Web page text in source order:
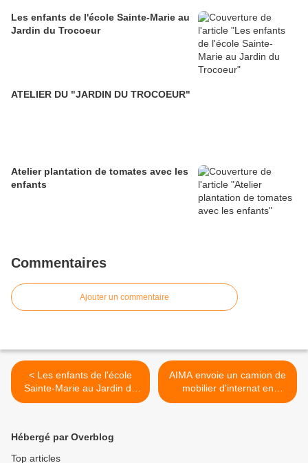
Les enfants de l'école Sainte-Marie au
Jardin du Trocoeur
ATELIER DU "JARDIN DU TROCOEUR"
Atelier plantation de tomates avec les
enfants
Commentaires
Ajouter un commentaire
< Les enfants de l'école
Sainte-Marie au Jardin du
Trocoeur
AIMA envoie un camion de
mobilier d'internat en
Lettonie >
Hébergé par Overblog
Top articles